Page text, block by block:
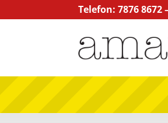
Telefon: 7876 8672